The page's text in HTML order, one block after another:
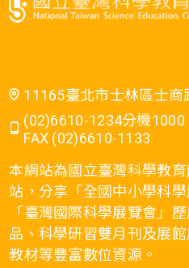
11165臺北市士林區士商
(02)6610-1234分機1000
FAX (02)6610-1133
本網站為國立臺灣科學教
站，分享「全國中小學科
「臺灣國際科學展覽會」
品、科學研習雙月刊及展
教材等豐富數位資源。